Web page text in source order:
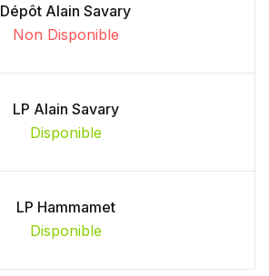
Dépôt Alain Savary
Non Disponible
LP Alain Savary
Disponible
LP Hammamet
Disponible